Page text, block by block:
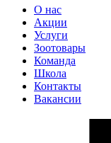
О нас
Акции
Услуги
Зоотовары
Команда
Школа
Контакты
Вакансии